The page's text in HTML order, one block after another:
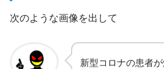
次のような画像を出して
新型コロナの患者